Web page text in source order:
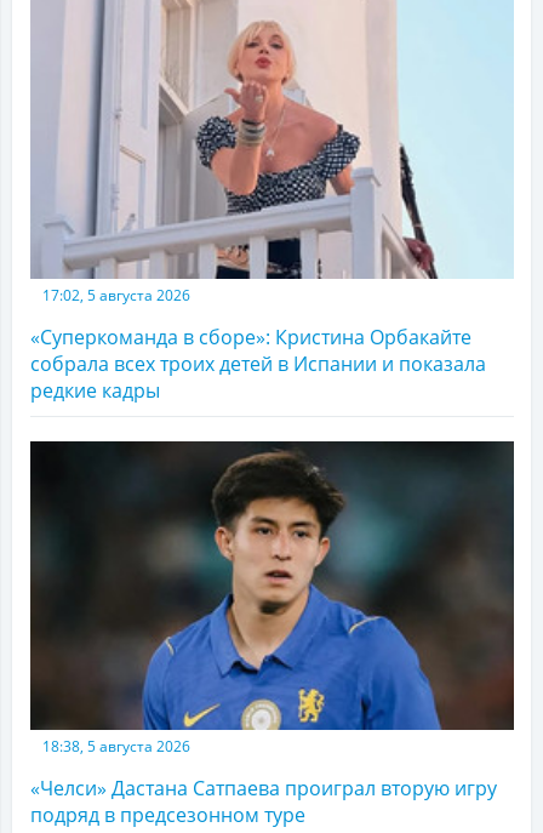
17:02, 5 августа 2026
«Суперкоманда в сборе»: Кристина Орбакайте
собрала всех троих детей в Испании и показала
редкие кадры
18:38, 5 августа 2026
«Челси» Дастана Сатпаева проиграл вторую игру
подряд в предсезонном туре